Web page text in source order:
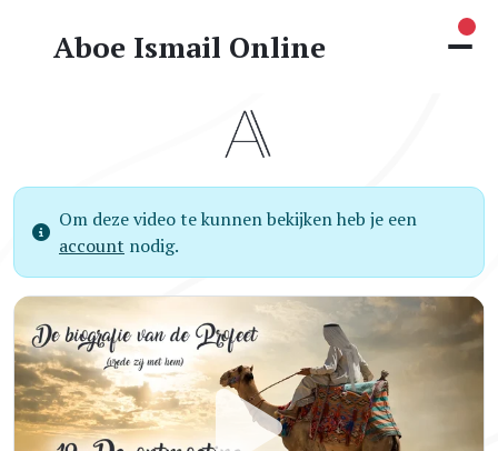
Aboe Ismail Online
Om deze video te kunnen bekijken heb je een
account nodig.